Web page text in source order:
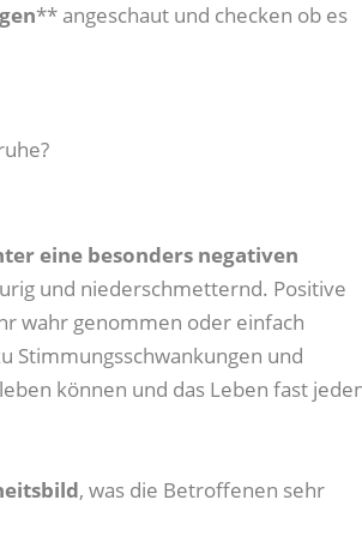
** angeschaut und checken ob es
eine besonders negativen
und niederschmetternd. Positive
wahr genommen oder einfach
Stimmungsschwankungen und
können und das Leben fast
, was die Betroffenen sehr